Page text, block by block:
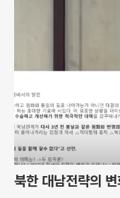
북한 대남전략의